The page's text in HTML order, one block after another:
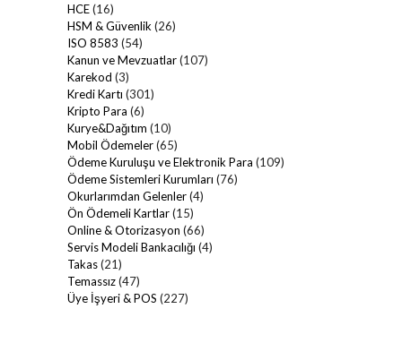
HCE(16)
HSM & Güvenlik (26)
ISO 8583 (54)
Kanun ve Mevzuatlar(107)
Karekod (3)
Kredi Kartı (301)
Kripto Para (6)
Kurye&Dağıtım (10)
Mobil Ödemeler(65)
Ödeme Kuruluşu ve Elektronik Para (109)
Ödeme Sistemleri Kurumları (76)
Okurlarımdan Gelenler(4)
Ön Ödemeli Kartlar(15)
Online & Otorizasyon (66)
Servis Modeli Bankacılığı (4)
Takas(21)
Temassız(47)
Üye İşyeri & POS (227)